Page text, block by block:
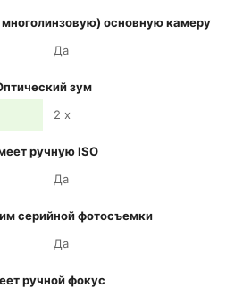
основную камеру
Да
зум
2 x
ручную ISO
Да
серийной фотосъемки
Да
ручной фокус